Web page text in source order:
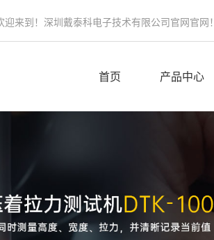
迎来到！深圳戴泰科电子技术有限公司官网官网！
首页 产品中心